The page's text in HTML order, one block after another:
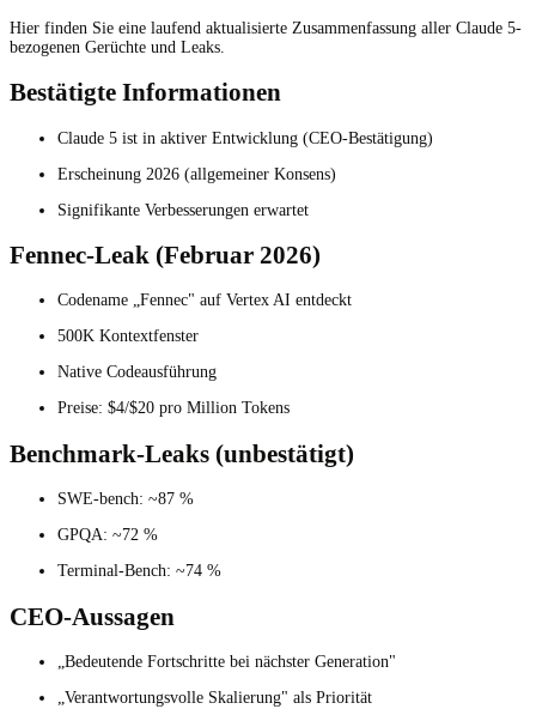
Hier finden Sie eine laufend aktualisierte Zusammenfassung aller Claude 5-
bezogenen Gerüchte und Leaks.
Bestätigte Informationen
Claude 5 ist in aktiver Entwicklung (CEO-Bestätigung)
Erscheinung 2026 (allgemeiner Konsens)
Signifikante Verbesserungen erwartet
Fennec-Leak (Februar 2026)
Codename „Fennec" auf Vertex AI entdeckt
500K Kontextfenster
Native Codeausführung
Preise: $4/$20 pro Million Tokens
Benchmark-Leaks (unbestätigt)
SWE-bench: ~87 %
GPQA: ~72 %
Terminal-Bench: ~74 %
CEO-Aussagen
„Bedeutende Fortschritte bei nächster Generation"
„Verantwortungsvolle Skalierung" als Priorität